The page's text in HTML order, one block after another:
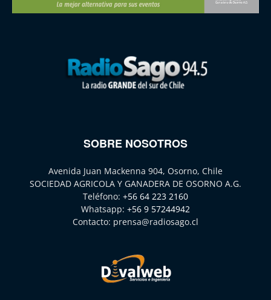
SOBRE NOSOTROS
Avenida Juan Mackenna 904, Osorno, Chile
SOCIEDAD AGRICOLA Y GANADERA DE OSORNO A.G.
Teléfono: +56 64 223 2160
Whatsapp: +56 9 57244942
Contacto: prensa@radiosago.cl